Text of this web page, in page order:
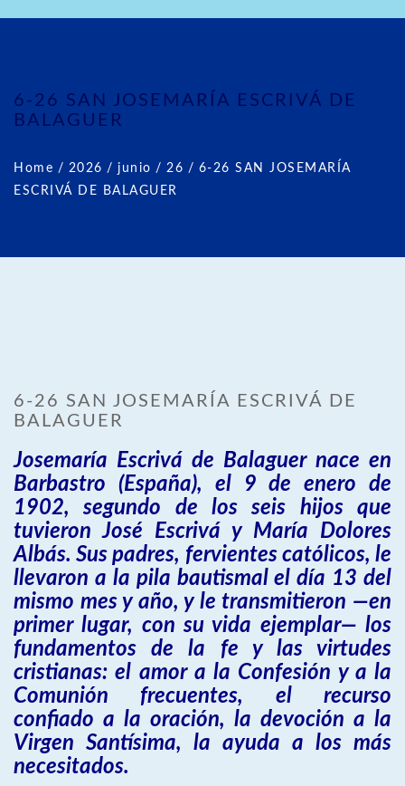
6-26 SAN JOSEMARÍA ESCRIVÁ DE
BALAGUER
Home / 2026 / junio / 26 / 6-26 SAN JOSEMARÍA
ESCRIVÁ DE BALAGUER
6-26 SAN JOSEMARÍA ESCRIVÁ DE
BALAGUER
Josemaría Escrivá de Balaguer nace en
Barbastro (España), el 9 de enero de
1902, segundo de los seis hijos que
tuvieron José Escrivá y María Dolores
Albás. Sus padres, fervientes católicos, le
llevaron a la pila bautismal el día 13 del
mismo mes y año, y le transmitieron —en
primer lugar, con su vida ejemplar— los
fundamentos de la fe y las virtudes
cristianas: el amor a la Confesión y a la
Comunión frecuentes, el recurso
confiado a la oración, la devoción a la
Virgen Santísima, la ayuda a los más
necesitados.